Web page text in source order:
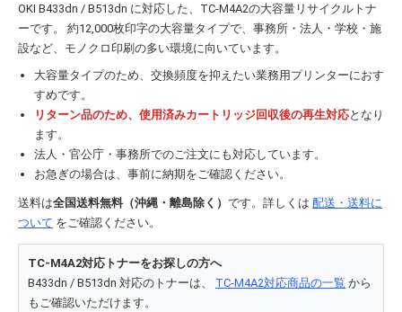
OKI B433dn / B513dn に対応した、TC-M4A2の大容量リサイクルトナ
ーです。 約12,000枚印字の大容量タイプで、事務所・法人・学校・施
設など、モノクロ印刷の多い環境に向いています。
大容量タイプのため、交換頻度を抑えたい業務用プリンターにおす
すめです。
リターン品のため、使用済みカートリッジ回収後の再生対応となり
ます。
法人・官公庁・事務所でのご注文にも対応しています。
お急ぎの場合は、事前に納期をご確認ください。
送料は全国送料無料（沖縄・離島除く） です。詳しくは 配送・送料に
ついて をご確認ください。
TC-M4A2対応トナーをお探しの方へ
B433dn / B513dn 対応のトナーは、 TC-M4A2対応商品の一覧 から
もご確認いただけます。